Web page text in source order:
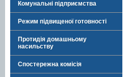
Комунальні підприємства
Режим підвищеної готовності
Протидія домашньому
насильству
Спостережна комісія